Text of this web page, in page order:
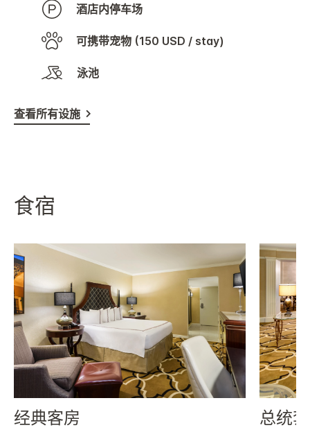
酒店内停车场
可携带宠物 (150 USD / stay)
泳池
查看所有设施
食宿
经典客房 总统